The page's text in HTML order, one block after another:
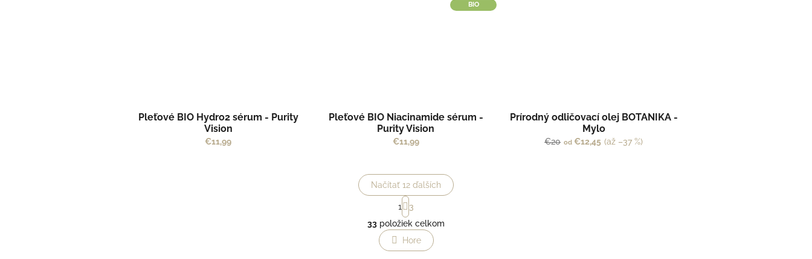
Pleťové BIO Hydro2 sérum - Purity
Vision
€11,99
BIO
Pleťové BIO Niacinamide sérum -
Purity Vision
€11,99
Prírodný odličovací olej BOTANIKA -
Mylo
€20 od €12,45 (až –37 %)
O
v
l
á
Načítať 12 ďalších
S
t
r
á
n
k
1
3
33 položiek celkom
Hore